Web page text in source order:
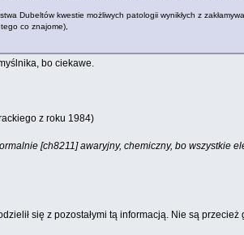
Dubeltów kwestie możliwych patologii wynikłych z
co znajome),
bo ciekawe.
z roku 1984)
[ch8211] awaryjny, chemiczny, bo wszystkie
się z pozostałymi tą informacją. Nie są